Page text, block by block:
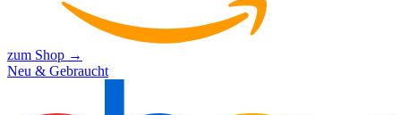
zum Shop →
Neu & Gebraucht